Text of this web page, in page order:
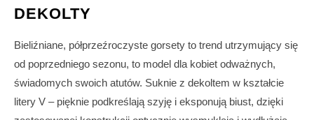
DEKOLTY
Bieliźniane, półprzeźroczyste gorsety to trend utrzymujący się
od poprzedniego sezonu, to model dla kobiet odważnych,
świadomych swoich atutów. Suknie z dekoltem w kształcie
litery V – pięknie podkreślają szyję i eksponują biust, dzięki